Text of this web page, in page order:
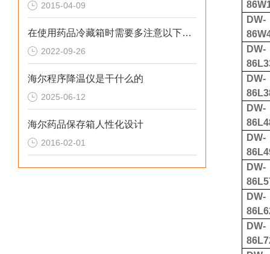
2015-04-09
在使用药品冷藏箱时需要多注意以下事项
2022-09-26
海尔程序降温仪是干什么的
2025-06-12
海尔药品保存箱人性化设计
2016-02-01
DW-
DW-
DW-
DW-
DW-
DW-
DW-
DW-